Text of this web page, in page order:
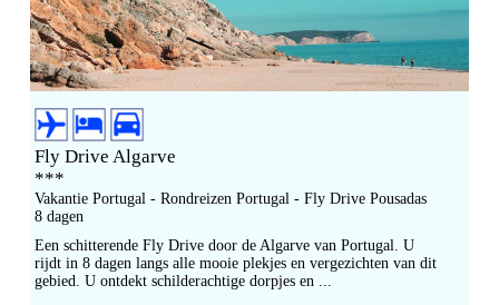
Fly Drive Algarve
***
Vakantie Portugal - Rondreizen Portugal - Fly Drive Pousadas
8 dagen
Een schitterende Fly Drive door de Algarve van Portugal. U
rijdt in 8 dagen langs alle mooie plekjes en vergezichten van dit
gebied. U ontdekt schilderachtige dorpjes en ...